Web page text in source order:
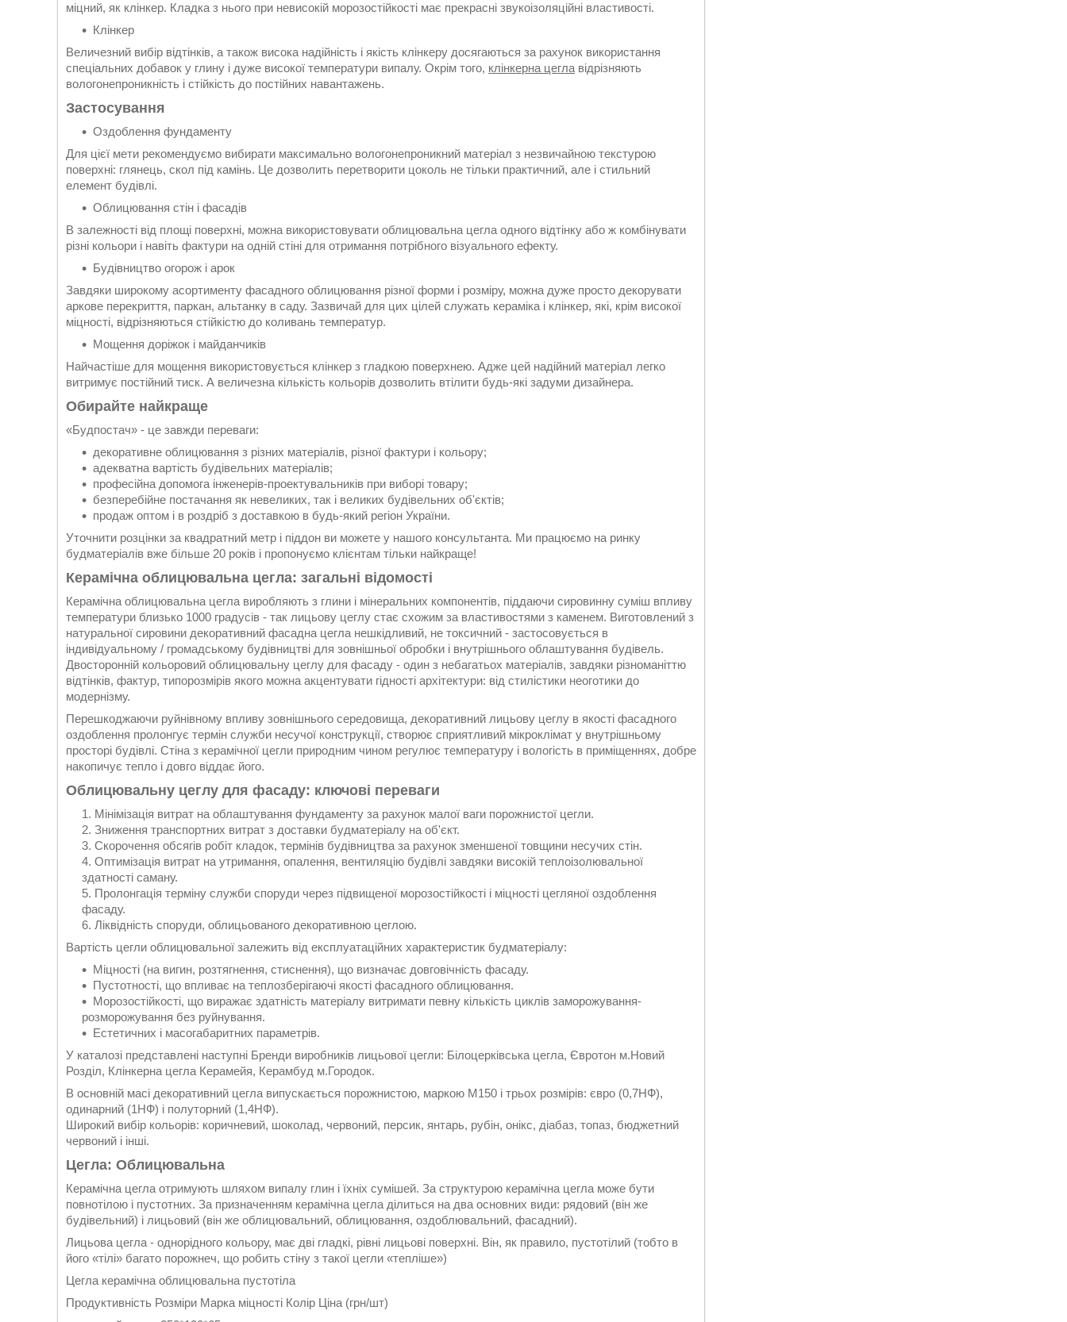
міцний, як клінкер. Кладка з нього при невисокій морозостійкості має прекрасні звукоізоляційні властивості.
Клінкер
Величезний вибір відтінків, а також висока надійність і якість клінкеру досягаються за рахунок використання
спеціальних добавок у глину і дуже високої температури випалу. Окрім того, клінкерна цегла відрізняють
вологонепроникність і стійкість до постійних навантажень.
Застосування
Оздоблення фундаменту
Для цієї мети рекомендуємо вибирати максимально вологонепроникний матеріал з незвичайною текстурою
поверхні: глянець, скол під камінь. Це дозволить перетворити цоколь не тільки практичний, але і стильний
елемент будівлі.
Облицювання стін і фасадів
В залежності від площі поверхні, можна використовувати облицювальна цегла одного відтінку або ж комбінувати
різні кольори і навіть фактури на одній стіні для отримання потрібного візуального ефекту.
Будівництво огорож і арок
Завдяки широкому асортименту фасадного облицювання різної форми і розміру, можна дуже просто декорувати
аркове перекриття, паркан, альтанку в саду. Зазвичай для цих цілей служать кераміка і клінкер, які, крім високої
міцності, відрізняються стійкістю до коливань температур.
Мощення доріжок і майданчиків
Найчастіше для мощення використовується клінкер з гладкою поверхнею. Адже цей надійний матеріал легко
витримує постійний тиск. А величезна кількість кольорів дозволить втілити будь-які задуми дизайнера.
Обирайте найкраще
«Будпостач» - це завжди переваги:
декоративне облицювання з різних матеріалів, різної фактури і кольору;
адекватна вартість будівельних матеріалів;
професійна допомога інженерів-проектувальників при виборі товару;
безперебійне постачання як невеликих, так і великих будівельних об'єктів;
продаж оптом і в роздріб з доставкою в будь-який регіон України.
Уточнити розцінки за квадратний метр і піддон ви можете у нашого консультанта. Ми працюємо на ринку
будматеріалів вже більше 20 років і пропонуємо клієнтам тільки найкраще!
Керамічна облицювальна цегла: загальні відомості
Керамічна облицювальна цегла виробляють з глини і мінеральних компонентів, піддаючи сировинну суміш впливу
температури близько 1000 градусів - так лицьову цеглу стає схожим за властивостями з каменем. Виготовлений з
натуральної сировини декоративний фасадна цегла нешкідливий, не токсичний - застосовується в
індивідуальному / громадському будівництві для зовнішньої обробки і внутрішнього облаштування будівель.
Двосторонній кольоровий облицювальну цеглу для фасаду - один з небагатьох матеріалів, завдяки різноманіттю
відтінків, фактур, типорозмірів якого можна акцентувати гідності архітектури: від стилістики неоготики до
модернізму.
Перешкоджаючи руйнівному впливу зовнішнього середовища, декоративний лицьову цеглу в якості фасадного
оздоблення пролонгує термін служби несучої конструкції, створює сприятливий мікроклімат у внутрішньому
просторі будівлі. Стіна з керамічної цегли природним чином регулює температуру і вологість в приміщеннях, добре
накопичує тепло і довго віддає його.
Облицювальну цеглу для фасаду: ключові переваги
Мінімізація витрат на облаштування фундаменту за рахунок малої ваги порожнистої цегли.
Зниження транспортних витрат з доставки будматеріалу на об'єкт.
Скорочення обсягів робіт кладок, термінів будівництва за рахунок зменшеної товщини несучих стін.
Оптимізація витрат на утримання, опалення, вентиляцію будівлі завдяки високій теплоізолювальної
здатності саману.
Пролонгація терміну служби споруди через підвищеної морозостійкості і міцності цегляної оздоблення
фасаду.
Ліквідність споруди, облицьованого декоративною цеглою.
Вартість цегли облицювальної залежить від експлуатаційних характеристик будматеріалу:
Міцності (на вигин, розтягнення, стиснення), що визначає довговічність фасаду.
Пустотності, що впливає на теплозберігаючі якості фасадного облицювання.
Морозостійкості, що виражає здатність матеріалу витримати певну кількість циклів заморожування-
розморожування без руйнування.
Естетичних і масогабаритних параметрів.
У каталозі представлені наступні Бренди виробників лицьової цегли: Білоцерківська цегла, Євротон м.Новий
Розділ, Клінкерна цегла Керамейя, Керамбуд м.Городок.
В основній масі декоративний цегла випускається порожнистою, маркою М150 і трьох розмірів: євро (0,7НФ),
одинарний (1НФ) і полуторний (1,4НФ).
Широкий вибір кольорів: коричневий, шоколад, червоний, персик, янтарь, рубін, онікс, діабаз, топаз, бюджетний
червоний і інші.
Цегла: Облицювальна
Керамічна цегла отримують шляхом випалу глин і їхніх сумішей. За структурою керамічна цегла може бути
повнотілою і пустотних. За призначенням керамічна цегла ділиться на два основних види: рядовий (він же
будівельний) і лицьовий (він же облицювальний, облицювання, оздоблювальний, фасадний).
Лицьова цегла - однорідного кольору, має дві гладкі, рівні лицьові поверхні. Він, як правило, пустотілий (тобто в
його «тілі» багато порожнеч, що робить стіну з такої цегли «тепліше»)
Цегла керамічна облицювальна пустотіла
Продуктивність Розміри Марка міцності Колір Ціна (грн/шт)